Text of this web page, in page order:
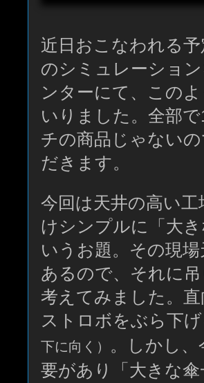
近日おこなわれる
のシミュレーショ
ンターにて、この
いりました。全部
チの商品じゃない
だきます。
今回は天井の高い
けシンプルに「大
いうお題。その現
あるので、それに
考えてみました。
ストロボをぶら下
下に向く） 。しかし
要があり「大きな